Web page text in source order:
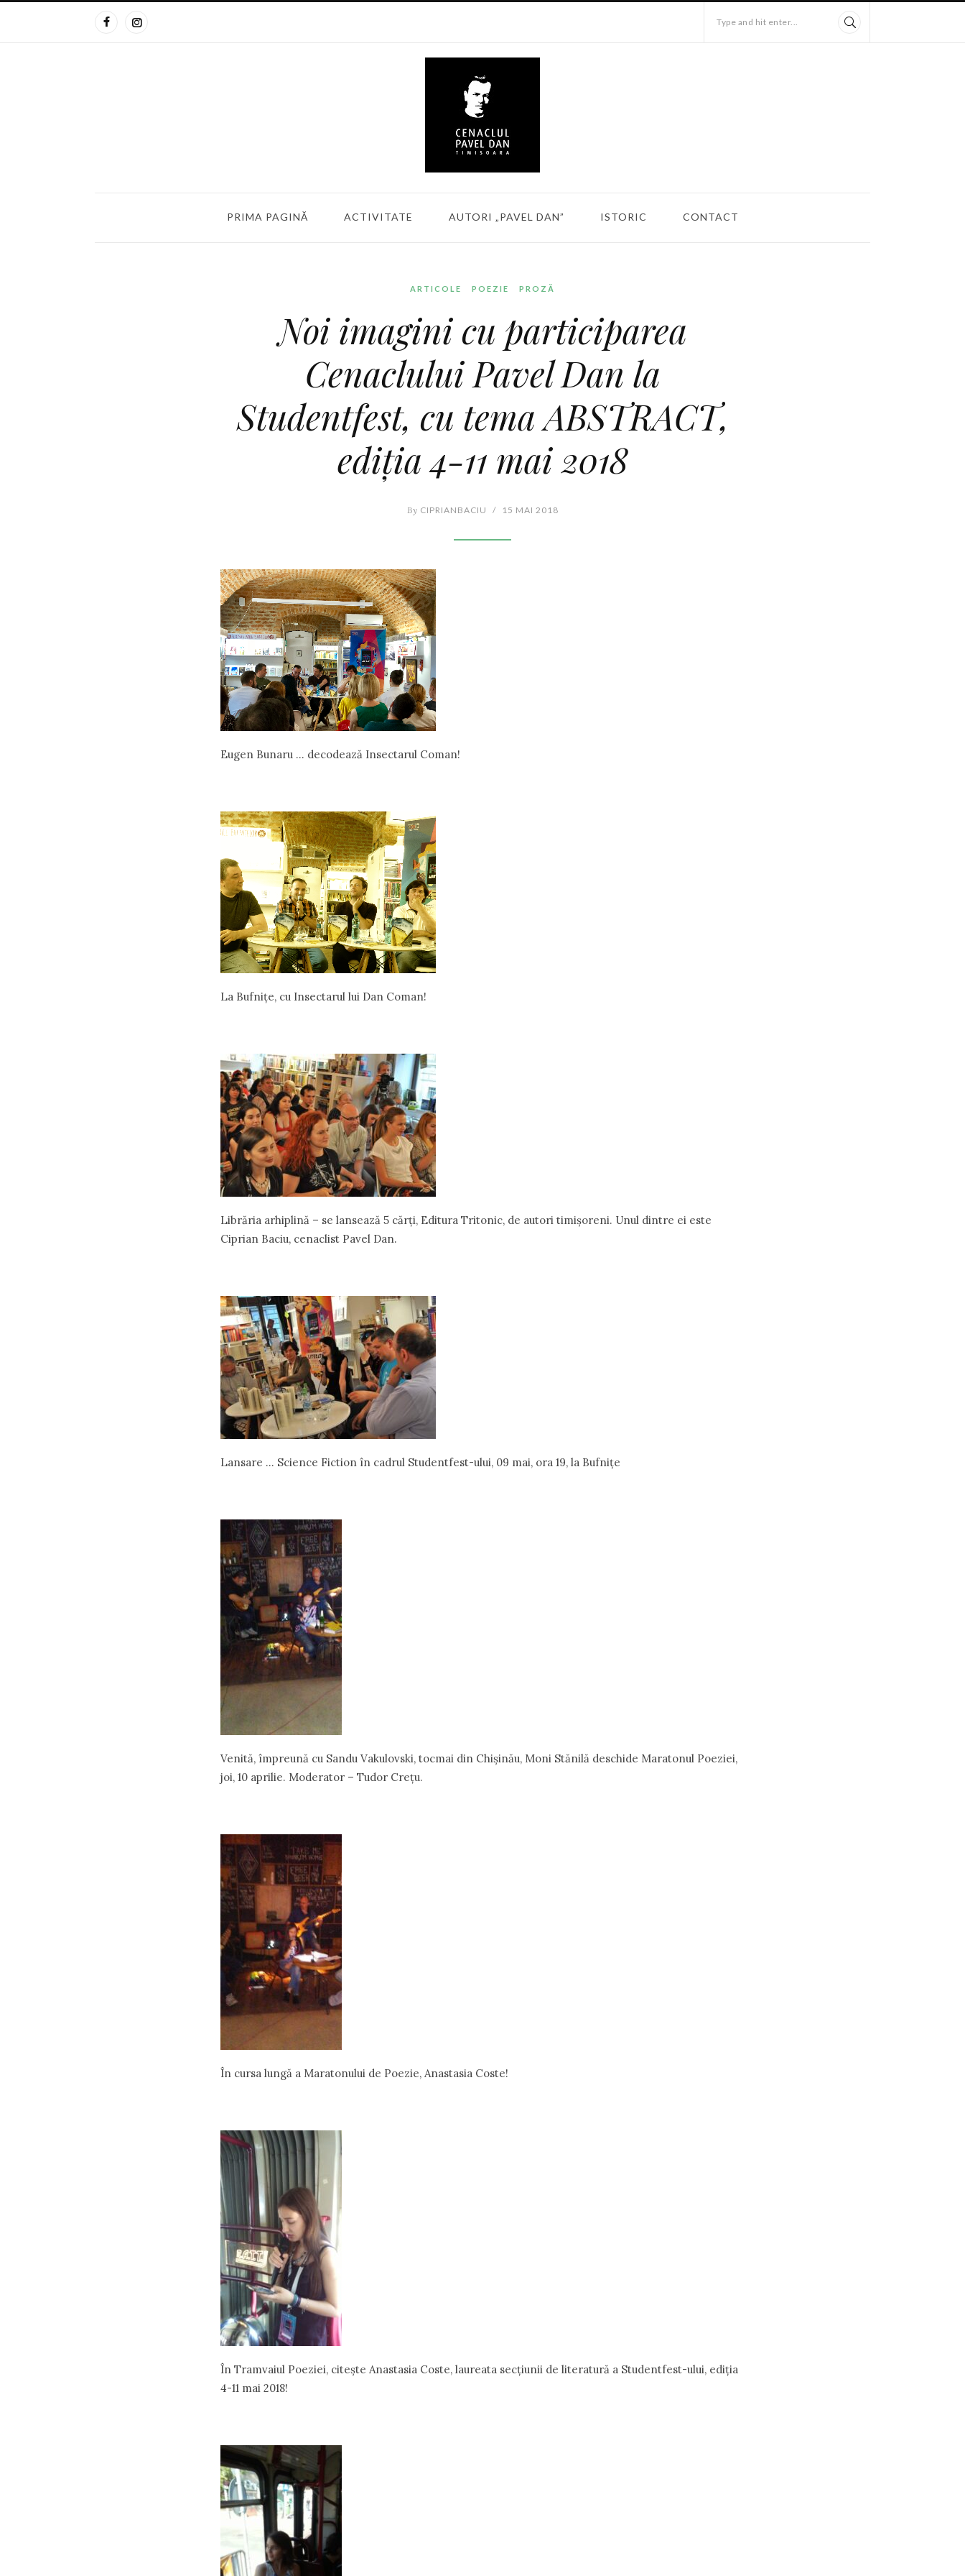
Type and hit enter...
PRIMA PAGINĂ ACTIVITATE AUTORI „PAVEL DAN” ISTORIC CONTACT
ARTICOLE POEZIE PROZĂ
Noi imagini cu participarea
Cenaclului Pavel Dan la
Studentfest, cu tema ABSTRACT,
ediția 4-11 mai 2018
By CIPRIANBACIU / 15 MAI 2018
Eugen Bunaru … decodează Insectarul Coman!
La Bufnițe, cu Insectarul lui Dan Coman!
Librăria arhiplină – se lansează 5 cărți, Editura Tritonic, de autori timișoreni. Unul dintre ei este
Ciprian Baciu, cenaclist Pavel Dan.
Lansare … Science Fiction în cadrul Studentfest-ului, 09 mai, ora 19, la Bufnițe
Venită, împreună cu Sandu Vakulovski, tocmai din Chișinău, Moni Stănilă deschide Maratonul Poeziei,
joi, 10 aprilie. Moderator – Tudor Crețu.
În cursa lungă a Maratonului de Poezie, Anastasia Coste!
În Tramvaiul Poeziei, citește Anastasia Coste, laureata secțiunii de literatură a Studentfest-ului, ediția
4-11 mai 2018!